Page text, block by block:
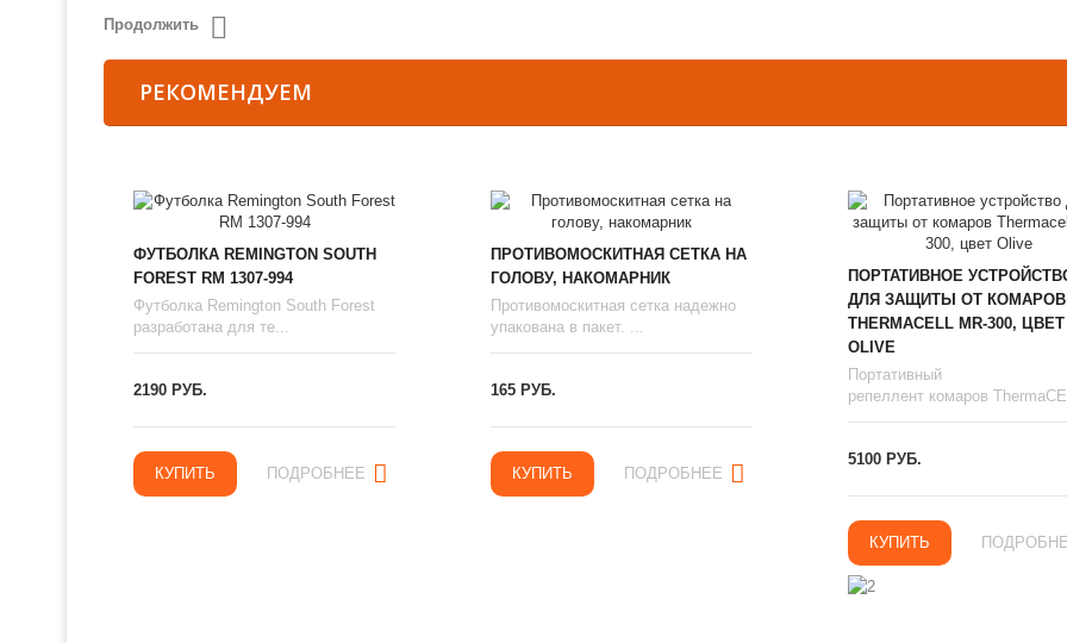
Продолжить
РЕКОМЕНДУЕМ
ФУТБОЛКА REMINGTON SOUTH
FOREST RM 1307-994
Футболка Remington South Forest
разработана для те...
2190 РУБ.
КУПИТЬ ПОДРОБНЕЕ
ПРОТИВОМОСКИТНАЯ СЕТКА НА
ГОЛОВУ, НАКОМАРНИК
Противомоскитная сетка надежно
упакована в пакет. ...
165 РУБ.
КУПИТЬ ПОДРОБНЕЕ
ПОРТАТИВНОЕ
ДЛЯ ЗАЩИТЫ ОТ КОМАРОВ
THERMAСЕLL MR-300, ЦВЕТ
OLIVE
Портативный
репеллент комаров
5100 РУБ.
КУПИТЬ